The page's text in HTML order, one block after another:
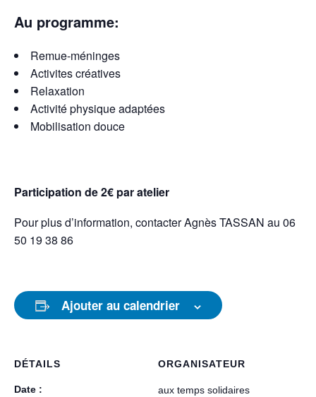
Au programme:
Remue-méninges
Activites créatives
Relaxation
Activité physique adaptées
Mobilisation douce
Participation de 2€ par atelier
Pour plus d’information, contacter Agnès TASSAN au 06
50 19 38 86
Ajouter au calendrier
DÉTAILS
Date :
ORGANISATEUR
aux temps solidaires